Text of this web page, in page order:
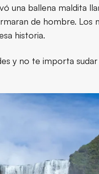
una ballena maldita
de hombre.
historia.
y no te importa